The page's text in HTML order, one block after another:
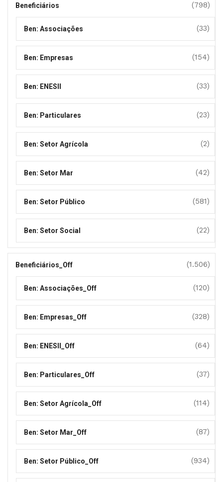
Beneficiários (798)
Ben: Associações (33)
Ben: Empresas (154)
Ben: ENESII (33)
Ben: Particulares (23)
Ben: Setor Agrícola (2)
Ben: Setor Mar (42)
Ben: Setor Público (581)
Ben: Setor Social (22)
Beneficiários_Off (1.506)
Ben: Associações_Off (120)
Ben: Empresas_Off (328)
Ben: ENESII_Off (64)
Ben: Particulares_Off (37)
Ben: Setor Agrícola_Off (114)
Ben: Setor Mar_Off (87)
Ben: Setor Público_Off (934)